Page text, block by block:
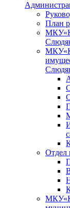
План
Отдел